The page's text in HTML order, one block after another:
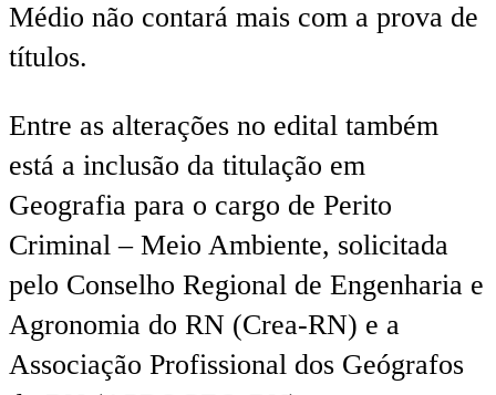
Médio não contará mais com a prova de
títulos.
Entre as alterações no edital também
está a inclusão da titulação em
Geografia para o cargo de Perito
Criminal – Meio Ambiente, solicitada
pelo Conselho Regional de Engenharia e
Agronomia do RN (Crea-RN) e a
Associação Profissional dos Geógrafos